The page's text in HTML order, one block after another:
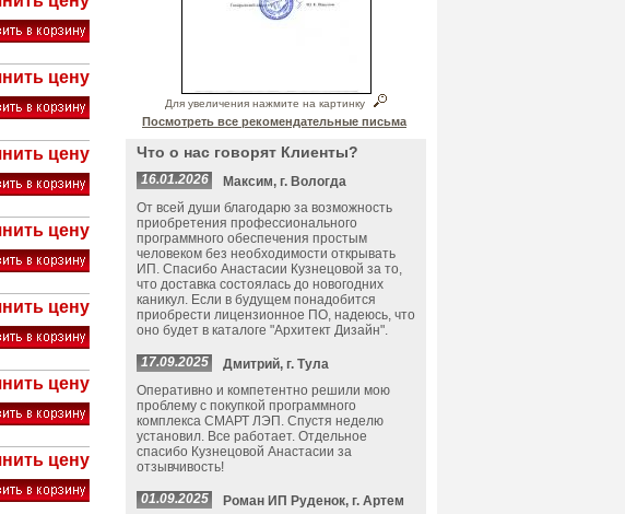
цену
цену
цену
цену
цену
цену
Для увеличения нажмите на картинку
Посмотреть все рекомендательные письма
Что о нас говорят Клиенты?
16.01.2026
Максим, г. Вологда
От всей души благодарю за возможность
приобретения профессионального
программного обеспечения простым
человеком без необходимости открывать
ИП. Спасибо Анастасии Кузнецовой за то,
что доставка состоялась до новогодних
каникул. Если в будущем понадобится
приобрести лицензионное ПО, надеюсь, что
оно будет в каталоге "Архитект Дизайн".
17.09.2025
Дмитрий, г. Тула
Оперативно и компетентно решили мою
проблему с покупкой программного
комплекса СМАРТ ЛЭП. Спустя неделю
установил. Все работает. Отдельное
спасибо Кузнецовой Анастасии за
отзывчивость!
01.09.2025
Роман ИП Руденок, г. Артем